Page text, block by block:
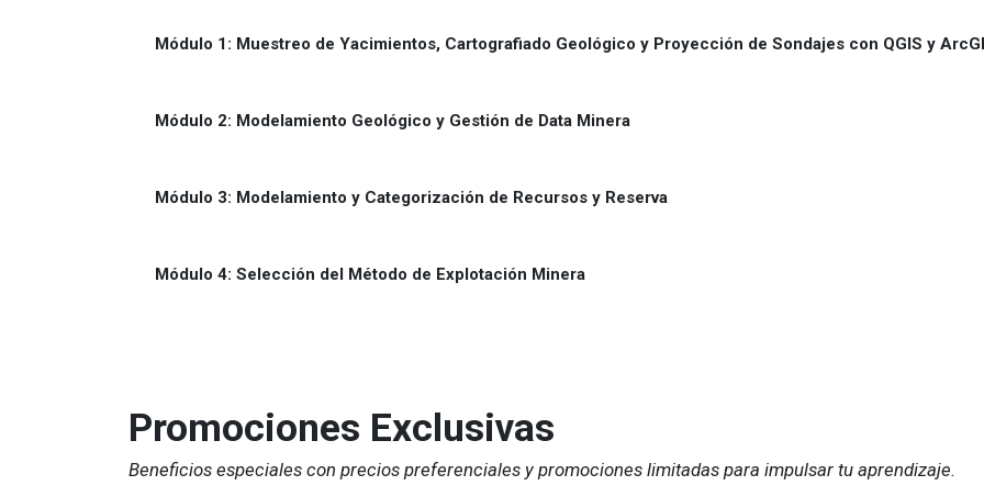
Módulo 1: Muestreo de Yacimientos, Cartografiado Geológico y Proyección de Sondajes con QGIS y
Módulo 2: Modelamiento Geológico y Gestión de Data Minera
Módulo 3: Modelamiento y Categorización de Recursos y Reserva
Módulo 4: Selección del Método de Explotación Minera
Promociones Exclusivas
Beneficios especiales con precios preferenciales y promociones limitadas para impulsar tu aprendizaje.